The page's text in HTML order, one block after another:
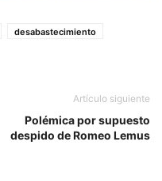
desabastecimiento
Artículo siguiente
Polémica por supuesto
despido de Romeo Lemus